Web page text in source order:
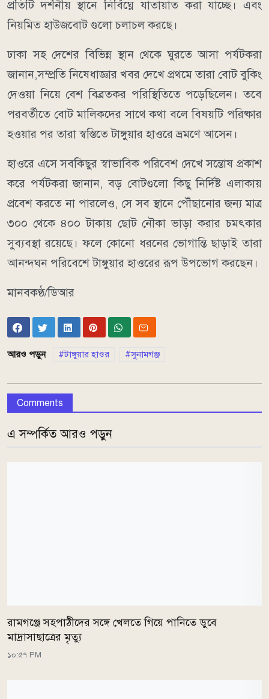
প্রতিটি দর্শনীয় স্থানে নির্বিঘ্নে যাতায়াত করা যাচ্ছে। এবং
নিয়মিত হাউজবোট গুলো চলাচল করছে।
​ঢাকা সহ দেশের বিভিন্ন স্থান থেকে ঘুরতে আসা পর্যটকরা
জানান,সম্প্রতি নিষেধাজ্ঞার খবর দেখে প্রথমে তারা বোট বুকিং
দেওয়া নিয়ে বেশ বিব্রতকর পরিস্থিতিতে পড়েছিলেন। তবে
পরবর্তীতে বোট মালিকদের সাথে কথা বলে বিষয়টি পরিষ্কার
হওয়ার পর তারা স্বস্তিতে টাঙ্গুয়ার হাওরে ভ্রমণে আসেন।
​হাওরে এসে সবকিছুর স্বাভাবিক পরিবেশ দেখে সন্তোষ প্রকাশ
করে পর্যটকরা জানান, বড় বোটগুলো কিছু নির্দিষ্ট এলাকায়
প্রবেশ করতে না পারলেও, সে সব স্থানে পৌঁছানোর জন্য মাত্র
৩০০ থেকে ৪০০ টাকায় ছোট নৌকা ভাড়া করার চমৎকার
সুব্যবস্থা রয়েছে। ফলে কোনো ধরনের ভোগান্তি ছাড়াই তারা
আনন্দঘন পরিবেশে টাঙ্গুয়ার হাওরের রূপ উপভোগ করছেন।
মানবকণ্ঠ/ডিআর
আরও পড়ুন টাঙ্গুয়ার হাওর সুনামগঞ্জ
Comments
এ সম্পর্কিত আরও পড়ুন
রামগঞ্জে সহপাঠীদের সঙ্গে খেলতে গিয়ে পানিতে ডুবে
মাদ্রাসাছাত্রের মৃত্যু
১০:৫৭ PM